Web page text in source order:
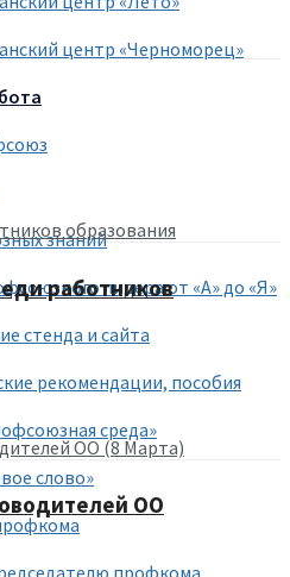
центр «Черноморец»
знаний
лидера от «А» до «Я»
стенда и сайта
рекомендации, пособия
среда»
слово»
профкома
работников
ОО